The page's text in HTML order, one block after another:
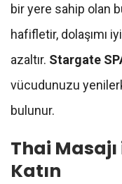
bir yere sahip olan
hafifletir, dolaşımı
azaltır. Stargate
vücudunuzu
bulunur.
Thai
Katın